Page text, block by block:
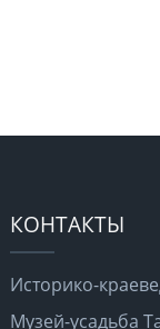
КОНТАКТЫ
Историко-
Музей-усадьба